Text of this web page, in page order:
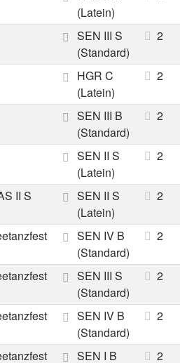
(Latein)
SEN III S
(Standard)
2
HGR C
(Latein)
2
SEN III B
(Standard)
2
SEN II S
(Latein)
2
II S
SEN II S
(Latein)
2
SEN IV B
(Standard)
2
SEN III S
(Standard)
2
SEN IV B
(Standard)
2
SEN I B 2